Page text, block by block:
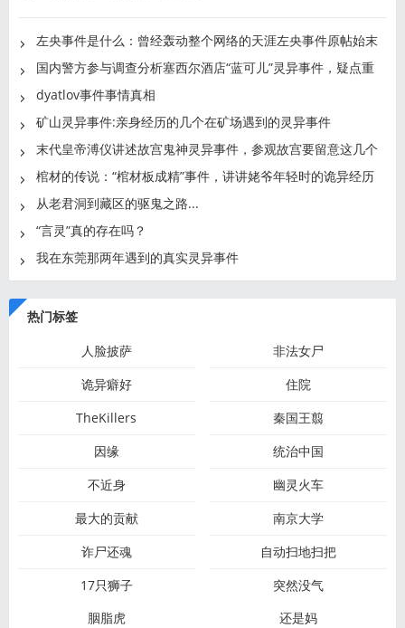
左央事件是什么：曾经轰动整个网络的天涯左央事件原帖始末
国内警方参与调查分析塞西尔酒店“蓝可儿”灵异事件，疑点重
dyatlov事件事情真相
矿山灵异事件:亲身经历的几个在矿场遇到的灵异事件
末代皇帝溥仪讲述故宫鬼神灵异事件，参观故宫要留意这几个
地
棺材的传说：“棺材板成精”事件，讲讲姥爷年轻时的诡异经历
从老君洞到藏区的驱鬼之路...
“言灵”真的存在吗？
我在东莞那两年遇到的真实灵异事件
热门标签
人脸披萨
非法女尸
诡异癖好
住院
TheKillers
秦国王翦
因缘
统治中国
不近身
幽灵火车
最大的贡献
南京大学
诈尸还魂
自动扫地扫把
17只狮子
突然没气
胭脂虎
还是妈